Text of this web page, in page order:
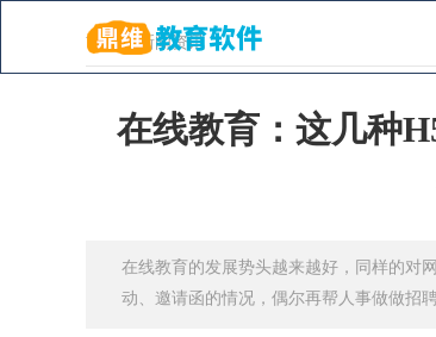
行业分析 & 鼎
首页>新闻资讯
在线教育：这几种
在线教育的发展势头越来越好，同样的对
动、邀请函的情况，偶尔再帮人事做做招